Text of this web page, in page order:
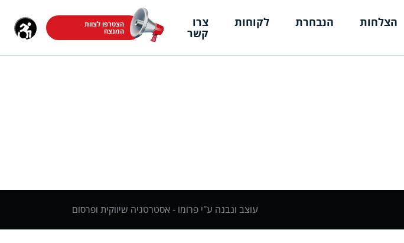
הצלחות הנבחרת לקוחות צרו
קשר
הצטרפו לצוות
המנצח
עוצב ונבנה ע"י פרומו - אסטרטגיה שיווקית ופרסום